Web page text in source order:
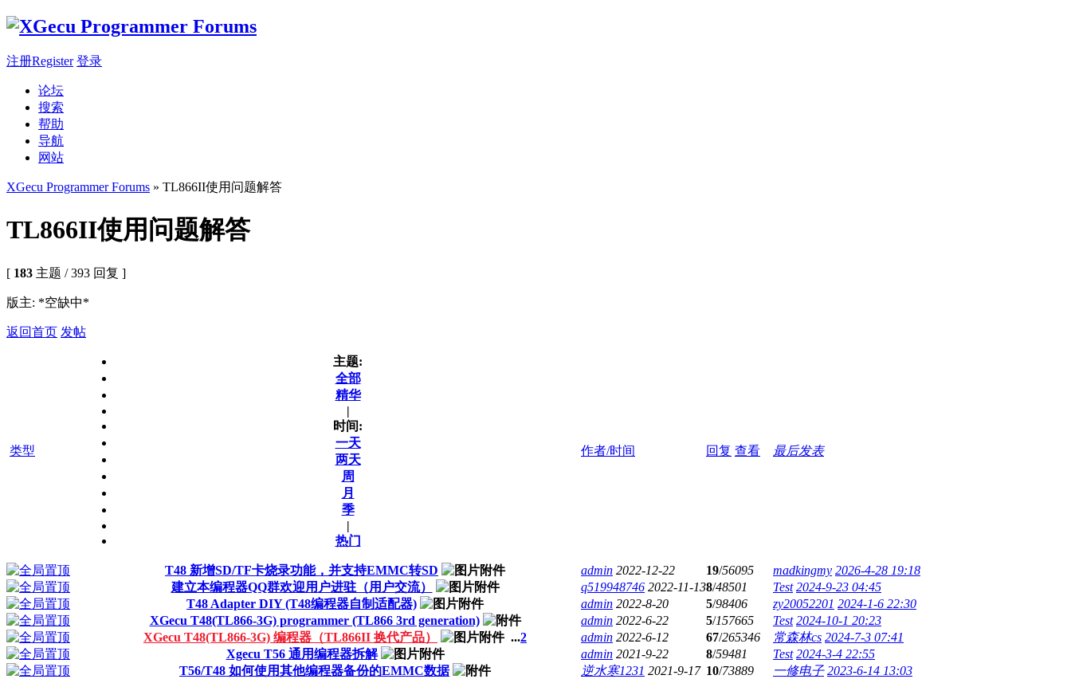
注册Register 登录
论坛
搜索
帮助
导航
网站
XGecu Programmer Forums » TL866II使用问题解答
TL866II使用问题解答
[ 183 主题 / 393 回复 ]
版主: *空缺中*
返回首页 发帖
类型
主题:
全部
精华
|
时间:
一天
两天
周
月
季
|
热门
作者/时间 回复 查看 最后发表
T48 新增SD/TF卡烧录功能，并支持EMMC转SD admin 2022-12-22 19/56095 madkingmy 2026-4-28 19:18
建立本编程器QQ群欢迎用户进驻（用户交流）
q519948746 2022-11-138/48501 Test 2024-9-23 04:45
T48 Adapter DIY (T48编程器自制适配器)
admin 2022-8-20 5/98406 zy20052201 2024-1-6 22:30
XGecu T48(TL866-3G) programmer (TL866 3rd generation)
admin 2022-6-22 5/157665 Test 2024-10-1 20:23
XGecu T48(TL866-3G) 编程器（TL866II 换代产品）
...2 admin 2022-6-12 67/265346 常森林cs 2024-7-3 07:41
Xgecu T56 通用编程器拆解
admin 2021-9-22 8/59481 Test 2024-3-4 22:55
T56/T48 如何使用其他编程器备份的EMMC数据
逆水寒1231 2021-9-17 10/73889 一修电子 2023-6-14 13:03